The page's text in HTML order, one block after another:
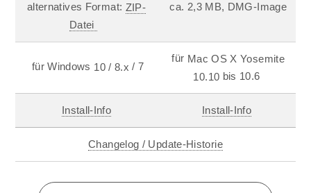
alternatives Format: ZIP-
Datei
ca. 2,3 MB, DMG-Image
für Windows 10 / 8.x / 7
für Mac OS X Yosemite
10.10 bis 10.6
Install-Info Install-Info
Changelog / Update-Historie